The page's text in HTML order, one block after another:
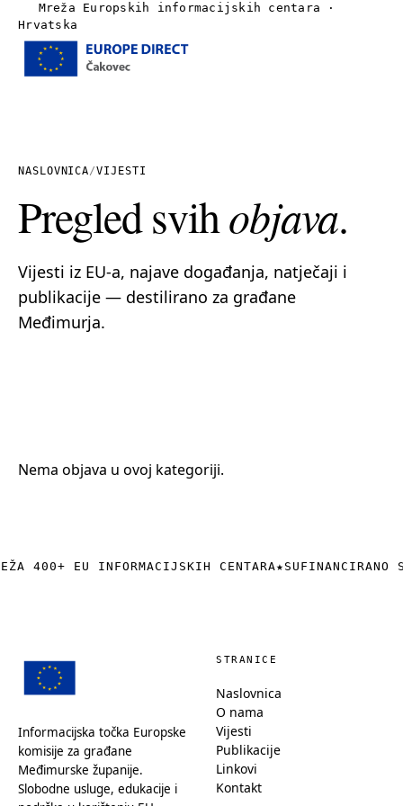
Mreža Europskih informacijskih centara ·
Hrvatska
Vijesti
Linkovi
NASLOVNICA/VIJESTI
Pregled svihobjava.
Vijesti iz EU-a, najave događanja, natječaji i
publikacije — destilirano za građane
Međimurja.
Nema objava u ovoj kategoriji.
400+ EU INFORMACIJSKIH CENTARA★ SUFINANCIRANO
Informacijska točka Europske
komisije za građane
Međimurske županije.
Slobodne usluge, edukacije i
STRANICE
Naslovnica
O nama
Vijesti
Publikacije
Linkovi
Kontakt